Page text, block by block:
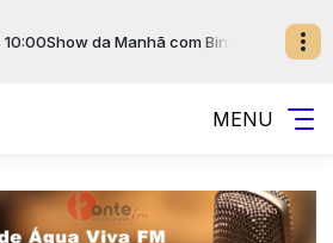
Show da Manhã com Biné Filho das
MENU